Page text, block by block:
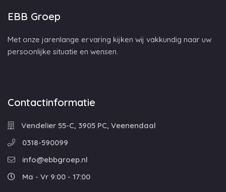
EBB Groep
Met onze jarenlange ervaring kijken wij vakkundig naar uw
persoonlijke situatie en wensen.
Contactinformatie
Vendelier 55-C, 3905 PC, Veenendaal
0318-590099
info@ebbgroep.nl
Ma - Vr 9:00 - 17:00